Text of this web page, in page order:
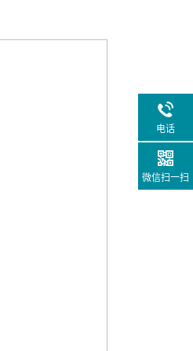
电话
微信扫一扫